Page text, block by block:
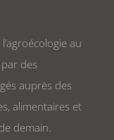
au
des
auprès des
alimentaires et
demain.